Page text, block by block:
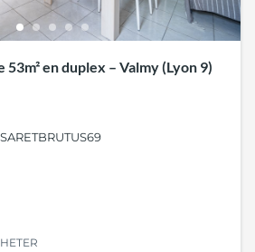
en duplex – Valmy (Lyon 9)